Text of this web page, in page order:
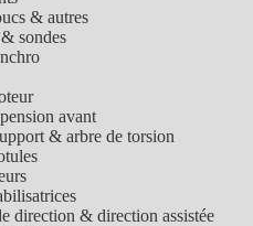
& autres
sondes
avant
& arbre de torsion
direction & direction assistée